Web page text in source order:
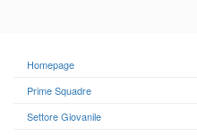
Homepage
Prime Squadre
Settore Giovanile